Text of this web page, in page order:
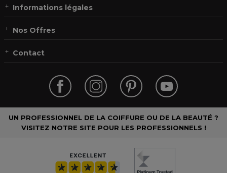
Informations légales
Nos Offres
Contact
UN PROFESSIONNEL DE LA COIFFURE OU DE LA BEAUTÉ ?
VISITEZ NOTRE SITE POUR LES PROFESSIONNELS !